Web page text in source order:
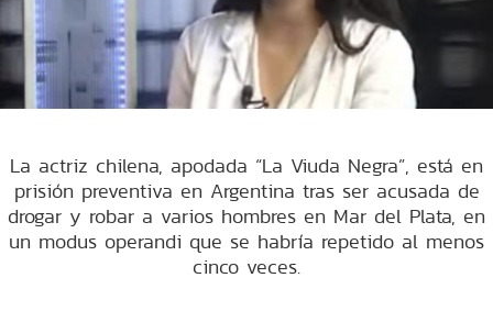
La actriz chilena, apodada “La Viuda Negra”, está en
prisión preventiva en Argentina tras ser acusada de
drogar y robar a varios hombres en Mar del Plata, en
un modus operandi que se habría repetido al menos
cinco veces.